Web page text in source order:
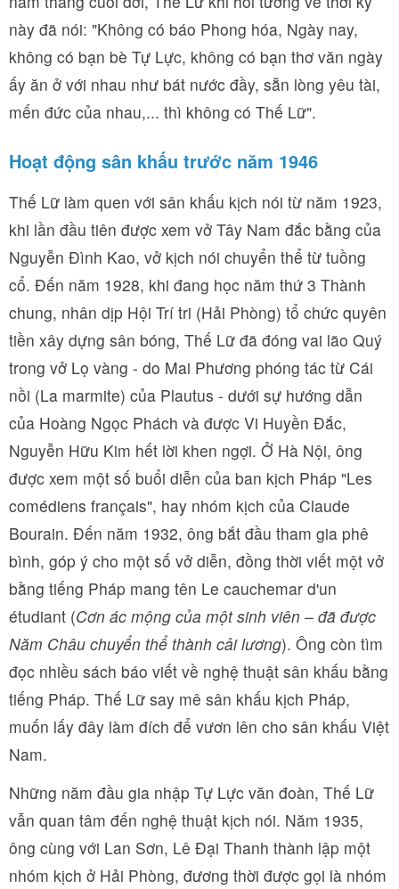
này đã nói: "Không có báo Phong hóa, Ngày nay,
không có bạn bè Tự Lực, không có bạn thơ văn ngày
ấy ăn ở với nhau như bát nước đầy, sẵn lòng yêu tài,
mến đức của nhau,... thì không có Thế Lữ".
Hoạt động sân khấu trước năm 1946
Thế Lữ làm quen với sân khấu kịch nói từ năm 1923,
khi lần đầu tiên được xem vở Tây Nam đắc bằng của
Nguyễn Đình Kao, vở kịch nói chuyển thể từ tuồng
cổ. Đến năm 1928, khi đang học năm thứ 3 Thành
chung, nhân dịp Hội Trí tri (Hải Phòng) tổ chức quyên
tiền xây dựng sân bóng, Thế Lữ đã đóng vai lão Quý
trong vở Lọ vàng - do Mai Phương phóng tác từ Cái
nồi (La marmite) của Plautus - dưới sự hướng dẫn
của Hoàng Ngọc Phách và được Vi Huyền Đắc,
Nguyễn Hữu Kim hết lời khen ngợi. Ở Hà Nội, ông
được xem một số buổi diễn của ban kịch Pháp "Les
comédiens français", hay nhóm kịch của Claude
Bourain. Đến năm 1932, ông bắt đầu tham gia phê
bình, góp ý cho một số vở diễn, đồng thời viết một vở
bằng tiếng Pháp mang tên Le cauchemar d'un
étudiant (Cơn ác mộng của một sinh viên – đã được
Năm Châu chuyển thể thành cải lương). Ông còn tìm
đọc nhiều sách báo viết về nghệ thuật sân khấu bằng
tiếng Pháp. Thế Lữ say mê sân khấu kịch Pháp,
muốn lấy đây làm đích để vươn lên cho sân khấu Việt
Nam.
Những năm đầu gia nhập Tự Lực văn đoàn, Thế Lữ
vẫn quan tâm đến nghệ thuật kịch nói. Năm 1935,
ông cùng với Lan Sơn, Lê Đại Thanh thành lập một
nhóm kịch ở Hải Phòng, đương thời được gọi là nhóm